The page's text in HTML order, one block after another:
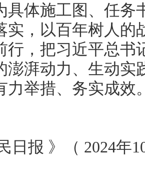
具体施工图、任务
实，以百年树人的
行，把习近平总书
澎湃动力、生动实
力举措、务实成效
报 》（ 2024年10